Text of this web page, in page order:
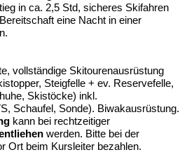
in ca. 2,5 Std, sicheres Skifahren
eine Nacht in einer
vollständige Skitourenausrüstung
Steigfelle + ev. Reservefelle,
Skistöcke) inkl.
Schaufel, Sonde). Biwakausrüstung.
kann bei rechtzeitiger
werden. Bitte bei der
Ort beim Kursleiter bezahlen.